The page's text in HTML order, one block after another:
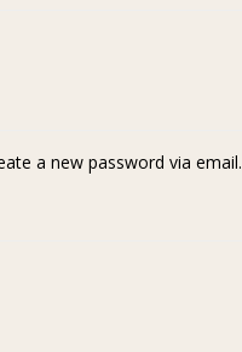
a new password via email.